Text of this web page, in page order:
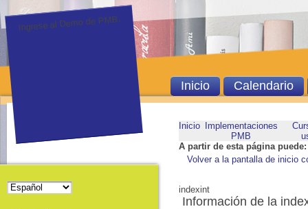
Inicio
Implementaciones
PMB
A partir de esta página puede:
Volver a la pantalla de inicio
indexint
Información de la
Ingrese al Demo de PMB.
Inicio Calendario